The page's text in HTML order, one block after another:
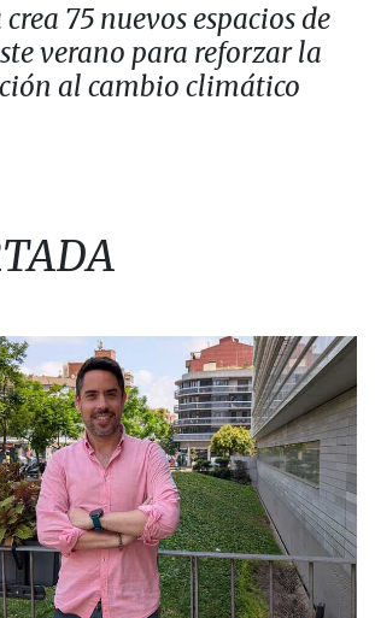
75 nuevos espacios de
verano para reforzar la
al cambio climático